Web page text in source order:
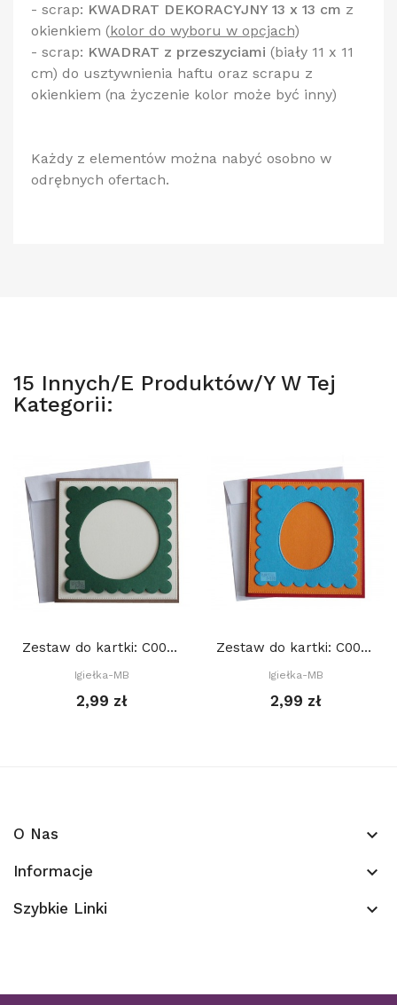
- scrap: KWADRAT DEKORACYJNY 13 x 13 cm z
okienkiem (kolor do wyboru w opcjach)
- scrap: KWADRAT z przeszyciami (biały 11 x 11
cm) do usztywnienia haftu oraz scrapu z
okienkiem (na życzenie kolor może być inny)
Każdy z elementów można nabyć osobno w
odrębnych ofertach.
15 Innych/e Produktów/y W Tej
Kategorii:
Zestaw do kartki: C001 S10a, Baza 15x15 cm:...
Igiełka-MB
2,99 zł
Zestaw do kartki: C005 S10e, Baza 15x15 cm:...
Igiełka-MB
2,99 zł
O Nas keyboard_arrow_down
Informacje keyboard_arrow_down
Szybkie Linki keyboard_arrow_down